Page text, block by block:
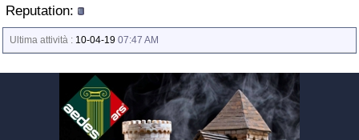
Reputation:
Ultima attività : 10-04-19 07:47 AM